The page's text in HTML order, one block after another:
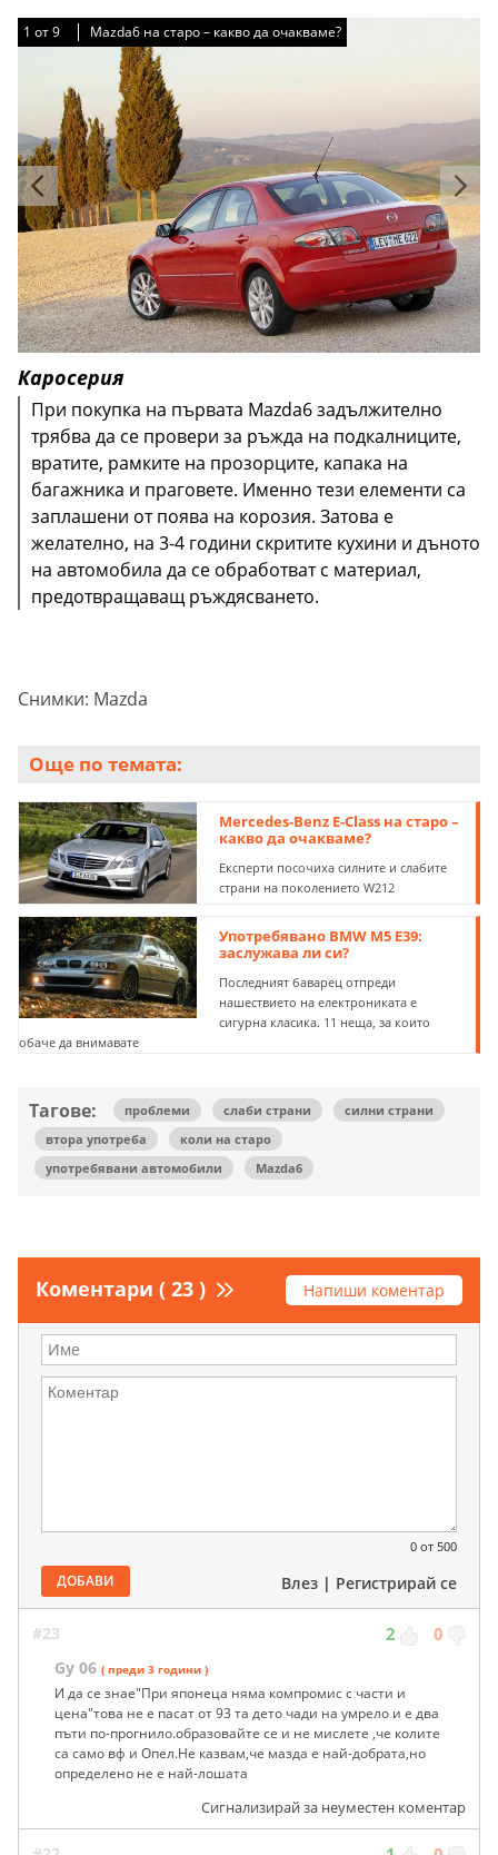
1 от9 Mazda6 на старо – какво да очакваме?
Каросерия
При покупка на първата Mazda6 задължително
трябва да се провери за ръжда на подкалниците,
вратите, рамките на прозорците, капака на
багажника и праговете. Именно тези елементи са
заплашени от поява на корозия. Затова е
желателно, на 3-4 години скритите кухини и дъното
на автомобила да се обработват с материал,
предотвращаващ ръждясването.
1 от9 Mazda6 на старо – какво да очакваме?
1 от9 Mazda6 на старо – какво да очакваме?
1 от9 Mazda6 на старо – какво да очакваме?
1 от9 Mazda6 на старо – какво да очакваме?
1 от9 Mazda6 на старо – какво да очакваме?
1 от9 Mazda6 на старо – какво да очакваме?
1 от9 Mazda6 на старо – какво да очакваме?
1 от9 Mazda6 на старо – какво да очакваме?
Снимки: Mazda
Още по темата:
Mercedes-Benz E-Class на старо –
какво да очакваме?
Експерти посочиха силните и слабите
страни на поколението W212
Употребявано BMW M5 E39:
заслужава ли си?
Последният баварец отпреди
нашествието на електрониката е
сигурна класика. 11 неща, за които
обаче да внимавате
Тагове: проблеми слаби страни
силни страни
втора употреба
коли на старо
употребявани автомобили
Mazda6
Коментари ( 23 ) Напиши коментар
0 от 500
ДОБАВИ Влез | Регистрирай се
#23 2 0
Gy 06 ( преди 3 години )
И да се знае"При японеца няма компромис с части и
цена"това не е пасат от 93 та дето чади на умрело и е два
пъти по-прогнило.образовайте се и не мислете ,че колите
са само вф и Опел.Не казвам,че мазда е най-добрата,но
определено не е най-лошата
Сигнализирай за неуместен коментар